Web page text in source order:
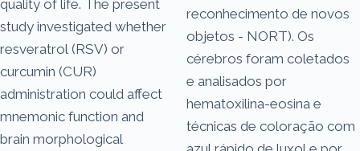
quality of life. The present
study investigated whether
resveratrol (RSV) or
curcumin (CUR)
administration could affect
mnemonic function and
brain morphological
reconhecimento de novos
objetos - NORT). Os
cérebros foram coletados
e analisados ​​por
hematoxilina-eosina e
técnicas de coloração com